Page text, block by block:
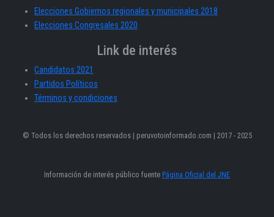
Elecciones Gobiernos regionales y municipales 2018
Elecciones Congresales 2020
Link de interés
Candidatos 2021
Partidos Políticos
Términos y condiciones
© Todos los derechos reservados | peruvotoinformado.com | 2017 - 2025
Información de interés público fuente Página Oficial del JNE